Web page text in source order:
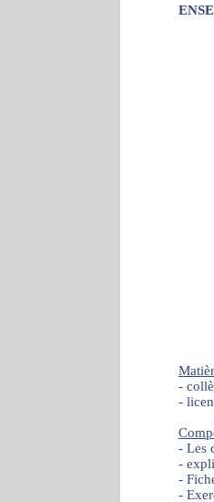
-
-
- Les
-
-
-